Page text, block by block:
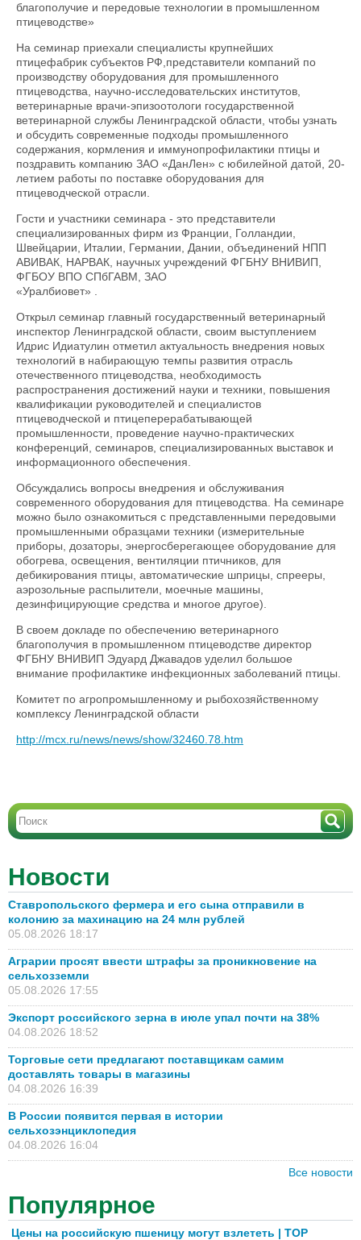
благополучие и передовые технологии в промышленном
птицеводстве»
На семинар приехали специалисты крупнейших
птицефабрик субъектов РФ,представители компаний по
производству оборудования для промышленного
птицеводства, научно-исследовательских институтов,
ветеринарные врачи-эпизоотологи государственной
ветеринарной службы Ленинградской области, чтобы узнать
и обсудить современные подходы промышленного
содержания, кормления и иммунопрофилактики птицы и
поздравить компанию ЗАО «ДанЛен» с юбилейной датой, 20-
летием работы по поставке оборудования для
птицеводческой отрасли.
Гости и участники семинара - это представители
специализированных фирм из Франции, Голландии,
Швейцарии, Италии, Германии, Дании, объединений НПП
АВИВАК, НАРВАК, научных учреждений ФГБНУ ВНИВИП,
ФГБОУ ВПО СПбГАВМ, ЗАО
«Уралбиовет» .
Открыл семинар главный государственный ветеринарный
инспектор Ленинградской области, своим выступлением
Идрис Идиатулин отметил актуальность внедрения новых
технологий в набирающую темпы развития отрасль
отечественного птицеводства, необходимость
распространения достижений науки и техники, повышения
квалификации руководителей и специалистов
птицеводческой и птицеперерабатывающей
промышленности, проведение научно-практических
конференций, семинаров, специализированных выставок и
информационного обеспечения.
Обсуждались вопросы внедрения и обслуживания
современного оборудования для птицеводства. На семинаре
можно было ознакомиться с представленными передовыми
промышленными образцами техники (измерительные
приборы, дозаторы, энергосберегающее оборудование для
обогрева, освещения, вентиляции птичников, для
дебикирования птицы, автоматические шприцы, спрееры,
аэрозольные распылители, моечные машины,
дезинфицирующие средства и многое другое).
В своем докладе по обеспечению ветеринарного
благополучия в промышленном птицеводстве директор
ФГБНУ ВНИВИП Эдуард Джавадов уделил большое
внимание профилактике инфекционных заболеваний птицы.
Комитет по агропромышленному и рыбохозяйственному
комплексу Ленинградской области
http://mcx.ru/news/news/show/32460.78.htm
Новости
Ставропольского фермера и его сына отправили в
колонию за махинацию на 24 млн рублей
05.08.2026 18:17
Аграрии просят ввести штрафы за проникновение на
сельхозземли
05.08.2026 17:55
Экспорт российского зерна в июле упал почти на 38%
04.08.2026 18:52
Торговые сети предлагают поставщикам самим
доставлять товары в магазины
04.08.2026 16:39
В России появится первая в истории
сельхозэнциклопедия
04.08.2026 16:04
Все новости
Популярное
Цены на российскую пшеницу могут взлететь | TOP